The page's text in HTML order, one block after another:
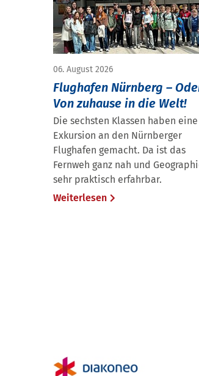
06. August 2026
Flughafen Nürnberg –
Von zuhause in die Welt!
Die sechsten Klassen haben eine
Exkursion an den Nürnberger
Flughafen gemacht. Da ist das
Fernweh ganz nah und
sehr praktisch erfahrbar.
Weiterlesen